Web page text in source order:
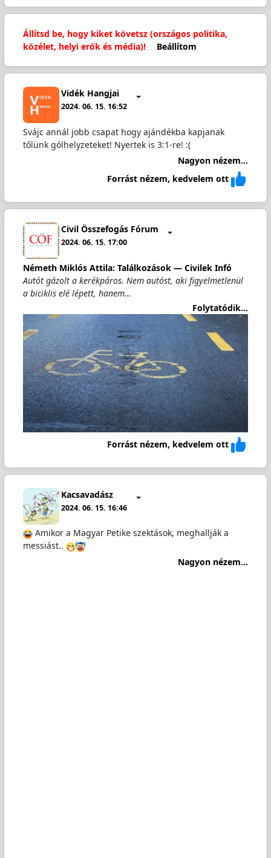
Állítsd be, hogy kiket követsz (országos politika,
közélet, helyi erők és média)!
Beállítom
Vidék Hangjai
2024. 06. 15. 16:52
Svájc annál jobb csapat hogy ajándékba kapjanak
tőlünk gólhelyzeteket! Nyertek is 3:1-re! :(
Nagyon nézem...
Forrást nézem, kedvelem ott
Civil Összefogás Fórum
2024. 06. 15. 17:00
Németh Miklós Attila: Találkozások — Civilek Infó
Autót gázolt a kerékpáros. Nem autóst, aki figyelmetlenül
a biciklis elé lépett, hanem…
Folytatódik...
Forrást nézem, kedvelem ott
Kacsavadász
2024. 06. 15. 16:46
Amikor a Magyar Petike szektások, meghallják a
messiást..
Nagyon nézem...